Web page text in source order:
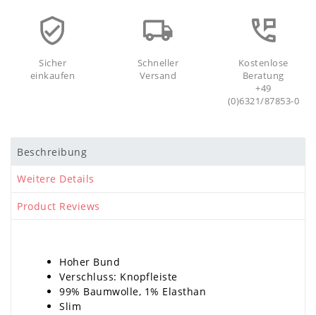
Sicher
einkaufen
Schneller
Versand
Kostenlose
Beratung
+49
(0)6321/87853-0
Beschreibung
Weitere Details
Product Reviews
Hoher Bund
Verschluss: Knopfleiste
99% Baumwolle, 1% Elasthan
Slim